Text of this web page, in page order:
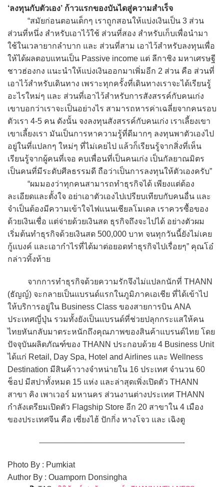
‘ลงทุนกับตัวเอง’ ก้าวแรกของบันไดสู่ความสำเร็จ
“สมัยก่อนตอนเด็กๆ เราถูกสอนให้แบ่งเงินเป็น 3 ส่วน
ส่วนที่หนึ่ง สำหรับเอาไว้ใช้ ส่วนที่สอง สำหรับเก็บเพื่อนำมา
ใช้ในเวลายากลำบาก และ ส่วนที่สาม เอาไว้สำหรับลงทุนเพื่อ
ให้ได้ผลตอบแทนเป็น Passive income แต่ ลีกาชิง มหาเศรษฐี
ชาวฮ่องกง แนะนำให้แบ่งเงินออกมาเพิ่มอีก 2 ส่วน คือ ส่วนที่
เอาไว้สำหรับเดินทาง เพราะทุกครั้งที่เดินทางเราจะได้เรียนรู้
อะไรใหม่ๆ และ ส่วนที่เอาไว้สำหรับการสังสรรค์กับคนเก่ง
เขาบอกว่าเราจะเป็นอย่างไร สามารถหารค่าเฉลี่ยจากคนรอบ
ตัวเรา 4-5 คน ดังนั้น จงลงทุนสังสรรค์กับคนเก่ง เราเลี้ยงเขา
เขาเลี้ยงเรา มันเป็นการหาความรู้ที่ดีมากๆ ลงทุนพาตัวเองไป
อยู่ในที่แปลกๆ ใหม่ๆ ที่ไม่เคยไป แล้วก็เรียนรู้จากสิ่งที่เห็น
เรียนรู้จากผู้คนที่เจอ คบเพื่อนที่เป็นคนเก่ง เป็นกัลยาณมิตร
เป็นคนที่มีระดับศีลธรรมดี ถือว่าเป็นการลงทุนให้ตัวเองครับ”
“ผมมองว่าทุกคนสามารถทำธุรกิจได้ เพียงแต่ต้อง
ละเอียดและตั้งใจ อย่าเอาตัวเองไปเปรียบเทียบกับคนอื่น และ
จำเป็นต้องมีความเข้าใจไฟแนนเชียลโมเดล เราควรซื้อของ
ด้วยเงินเชื่อ แต่จ่ายด้วยเงินสด ธุรกิจถึงจะไปได้ อย่างตัวผม
เริ่มต้นทำธุรกิจด้วยเงินสด 500,000 บาท จนทุกวันนี้ยังไม่เคย
กู้แบงค์ และเอากำไรที่ได้มาต่อยอดทำธุรกิจไปเรื่อยๆ” คุณโอ๋
กล่าวทิ้งท้าย
จากการทำธุรกิจด้วยความรักจึงไม่แปลกนักที่ THANN
(ธัญญ์) จะกลายเป็นแบรนด์แรกในภูมิภาคเอเชีย ที่ได้เข้าไป
ให้บริการอยู่ใน Business Class ของสายการบิน ANA
ประเทศญี่ปุ่น รวมทั้งยังเป็นแบรนด์ที่ช่วยปลุกกระแสให้คน
ไทยหันกลับมาตระหนักถึงคุณภาพของสินค้าแบรนด์ไทย โดย
ปัจจุบันผลิตภัณฑ์ของ THANN ประกอบด้วย 4 Business Unit
ได้แก่ Retail, Day Spa, Hotel and Airlines และ Wellness
Destination มีสินค้าวางจำหน่ายใน 16 ประเทศ จำนวน 60
ช็อป มีสปาทั้งหมด 15 แห่ง และล่าสุดเพิ่งเปิดตัว THANN
สาขา คิง เพาเวอร์ มหานคร ส่วนงานต่างประเทศ THANN
กำลังเตรียมเปิดตัว Flagship Store อีก 20 สาขาใน 4 เมือง
ของประเทศจีน คือ เซี่ยงไฮ้ ปักกิ่ง หางโจว และ เฉิงตู
Photo By : Pumkiat
Author By : Ouamporn Donsingha